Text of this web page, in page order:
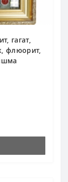
гагат,
флюорит,